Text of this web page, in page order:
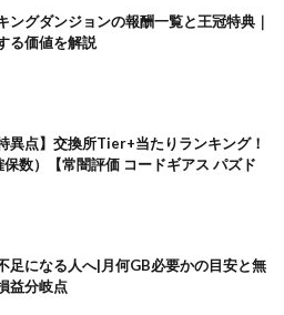
ングダンジョンの報酬一覧と王冠特典｜
る価値を解説
異点】交換所Tier+当たりランキング！
保数）【常闇評価 コードギアス パズド
足になる人へ|月何GB必要かの目安と無
益分岐点